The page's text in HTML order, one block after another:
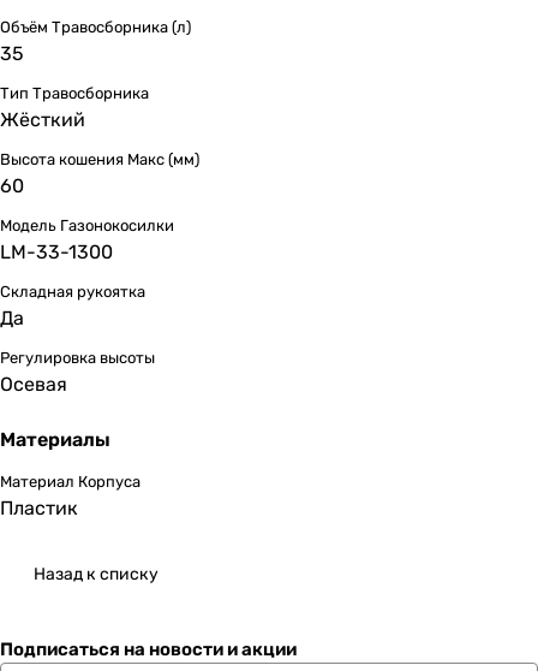
Объём Травосборника (л)
35
Тип Травосборника
Жёсткий
Высота кошения Макс (мм)
60
Модель Газонокосилки
LM-33-1300
Складная рукоятка
Да
Регулировка высоты
Осевая
Материалы
Материал Корпуса
Пластик
Назад к списку
Подписаться на новости и акции